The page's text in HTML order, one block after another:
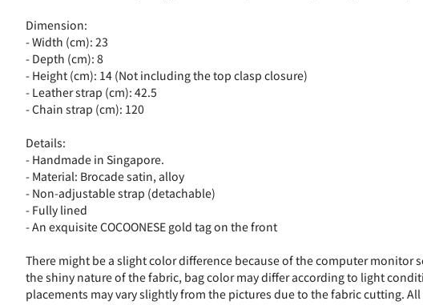
Dimension:
- Width (cm): 23
- Depth (cm): 8
- Height (cm): 14 (Not including the top clasp closure)
- Leather strap (cm): 42.5
- Chain strap (cm): 120
Details:
- Handmade in Singapore.
- Material: Brocade satin, alloy
- Non-adjustable strap (detachable)
- Fully lined
- An exquisite COCOONESE gold tag on the front
There might be a slight color difference because of the computer monitor
the shiny nature of the fabric, bag color may differ according to light
placements may vary slightly from the pictures due to the fabric cutting. All